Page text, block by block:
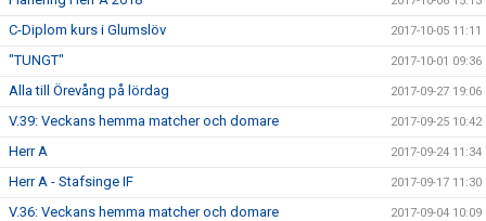
C-Diplom kurs i Glumslöv 2017-10-05 11:11
"TUNGT" 2017-10-01 09:36
Alla till Örevång på lördag 2017-09-27 19:06
V.39: Veckans hemma matcher och domare 2017-09-25 10:42
Herr A 2017-09-24 11:34
Herr A - Stafsinge IF 2017-09-17 11:30
V.36: Veckans hemma matcher och domare 2017-09-04 10:09